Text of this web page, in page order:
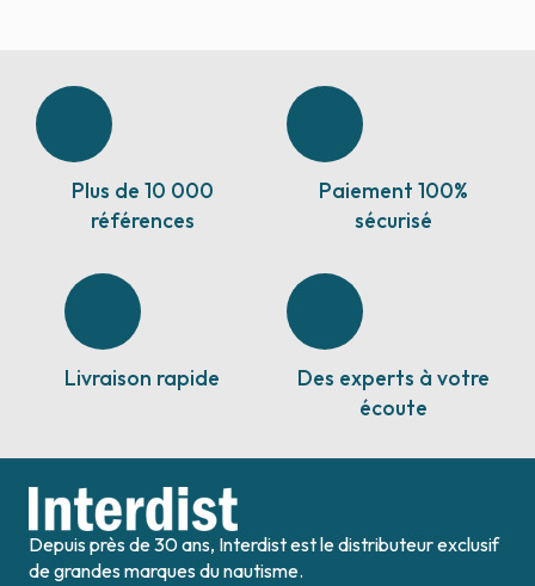
Plus de 10 000
références
Paiement 100%
sécurisé
Livraison rapide
Des experts à votre
écoute
Depuis près de 30 ans, Interdist est le distributeur exclusif
de grandes marques du nautisme.